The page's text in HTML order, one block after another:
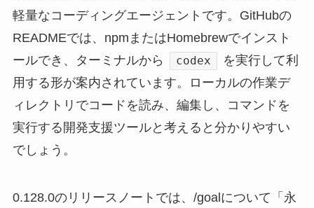
軽量なコーディングエージェントです。GitHubの
READMEでは、npmまたはHomebrewでインスト
ールでき、ターミナルから
codex
を実行して利
用する形が案内されています。ローカルの作業デ
ィレクトリでコードを読み、編集し、コマンドを
実行する開発支援ツールと考えると分かりやすい
でしょう。
0.128.0のリリースノートでは、/goalについて「永